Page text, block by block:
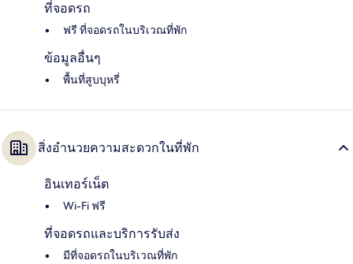
ที่จอดรถ
ฟรี ที่จอดรถในบริเวณที่พัก
ข้อมูลอื่นๆ
พื้นที่สูบบุหรี่
สิ่งอำนวยความสะดวกในที่พัก
อินเทอร์เน็ต
Wi-Fi ฟรี
ที่จอดรถและบริการรับส่ง
มีที่จอดรถในบริเวณที่พัก